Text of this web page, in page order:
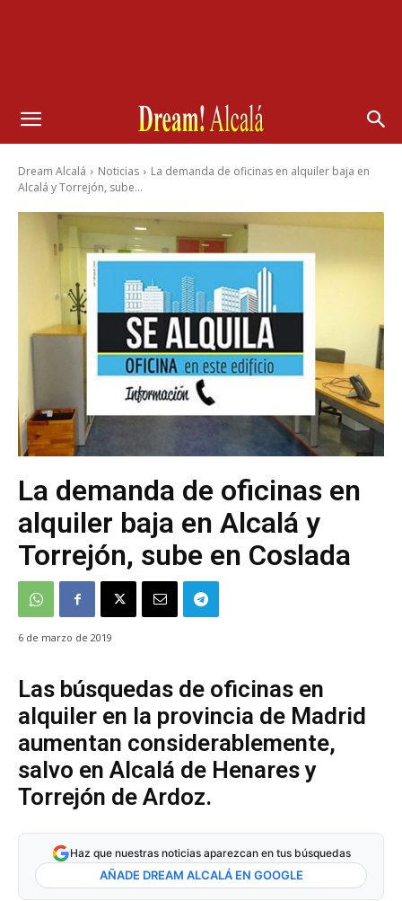
Dream Alcalá Noticias
La demanda de oficinas en alquiler baja en
Alcalá y Torrejón, sube...
La demanda de oficinas en
alquiler baja en Alcalá y
Torrejón, sube en Coslada
6 de marzo de 2019
Las búsquedas de oficinas en
alquiler en la provincia de Madrid
aumentan considerablemente,
salvo en Alcalá de Henares y
Torrejón de Ardoz.
Haz que nuestras noticias aparezcan en tus búsquedas
AÑADE DREAM ALCALÁ EN GOOGLE